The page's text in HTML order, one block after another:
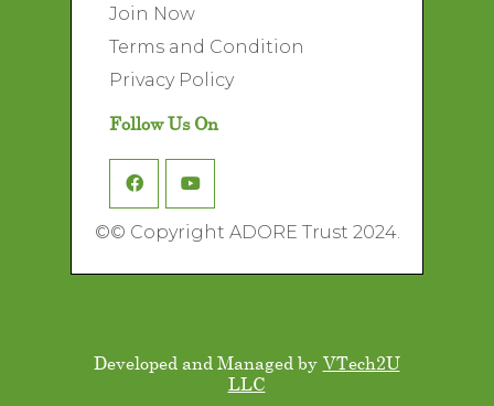
Join Now
Terms and Condition
Privacy Policy
Follow Us On
©© Copyright ADORE Trust 2024.
Developed and Managed by VTech2U
LLC